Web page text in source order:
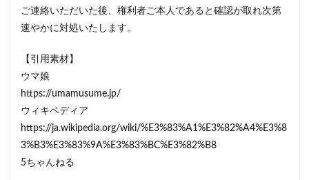
ご連絡いただいた後、権利者ご本人であると確認が取れ次第
速やかに対処いたします。
【引用素材】
ウマ娘
https://umamusume.jp/
ウィキペディア
https://ja.wikipedia.org/wiki/%E3%83%A1%E3%82%A4%E3%8
3%B3%E3%83%9A%E3%83%BC%E3%82%B8
5ちゃんねる